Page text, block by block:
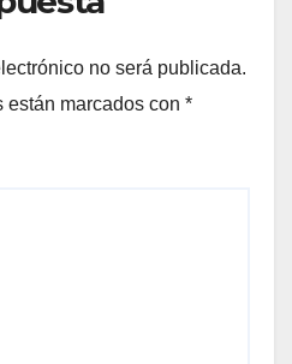
no será publicada.
están marcados con *